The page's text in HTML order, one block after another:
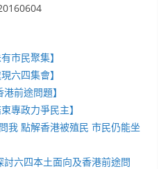
市民聚集】
六四集會】
前途問題】
專政力爭民主】
我 點解香港被殖民 市民仍能坐
討六四本土面向及香港前途問